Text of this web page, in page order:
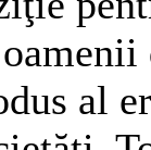
al